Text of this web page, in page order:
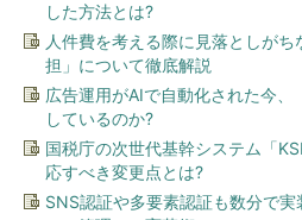
した方法とは?
人件費を考える際に見落としが
担」について徹底解説
広告運用がAIで自動化された今、
しているのか?
国税庁の次世代基幹システム「
応すべき変更点とは?
SNS認証や多要素認証も数分で